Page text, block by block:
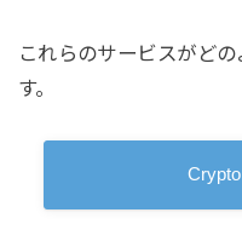
これらのサービスがど
す。